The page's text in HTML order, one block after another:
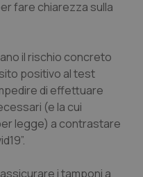
Trento
Ulcerosa
fare chiarezza sulla
il rischio concreto
positivo al test
di effettuare
(e la cui
legge) a contrastare
i tamponi a